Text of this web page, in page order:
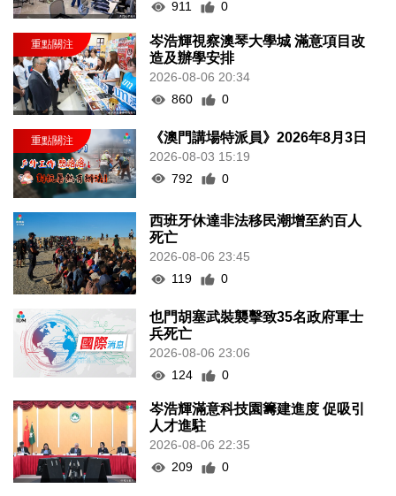
911 0
岑浩輝視察澳琴大學城 滿意項目改
造及辦學安排
2026-08-06 20:34
860
0
《澳門講場特派員》2026年8月3日
2026-08-03 15:19
792
0
西班牙休達非法移民潮增至約百人
死亡
2026-08-06 23:45
119
0
也門胡塞武裝襲擊致35名政府軍士
兵死亡
2026-08-06 23:06
124
0
岑浩輝滿意科技園籌建進度 促吸引
人才進駐
2026-08-06 22:35
209
0